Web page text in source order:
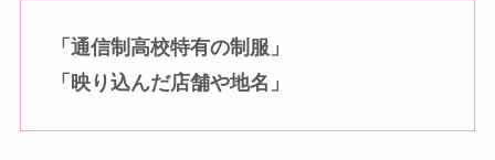
「通信制高校特有の制服」
「映り込んだ店舗や地名」